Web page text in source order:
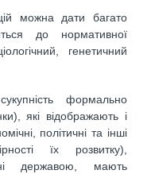
можна дати багато
до нормативної
генетичний
формально
які відображають і
політичні та інші
їх розвитку),
державою, мають